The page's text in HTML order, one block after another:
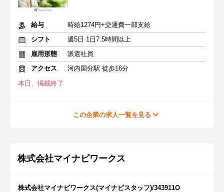
給与
時給1274円+交通費一部支給
シフト
週5日 1日7.5時間以上
雇用形態
派遣社員
アクセス
河内国分駅 徒歩16分
本日、掲載終了
この企業の求人一覧を見る
株式会社マイナビワークス
株式会社マイナビワークス(マイナビスタッフ)/343911O